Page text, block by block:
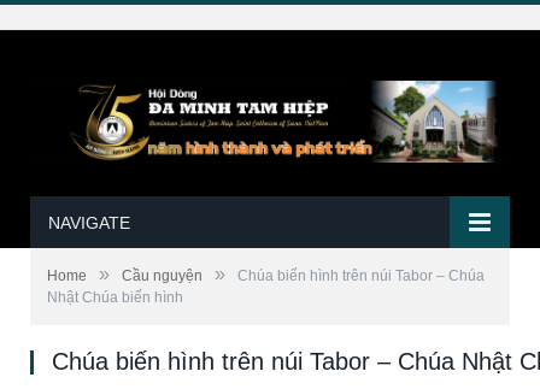
NAVIGATE
Home » Cầu nguyện »
Chúa biến hình trên núi Tabor – Chúa
Nhật Chúa biến hình
Chúa biến hình trên núi Tabor – Chúa Nhật